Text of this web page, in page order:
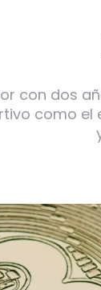
con dos
como el